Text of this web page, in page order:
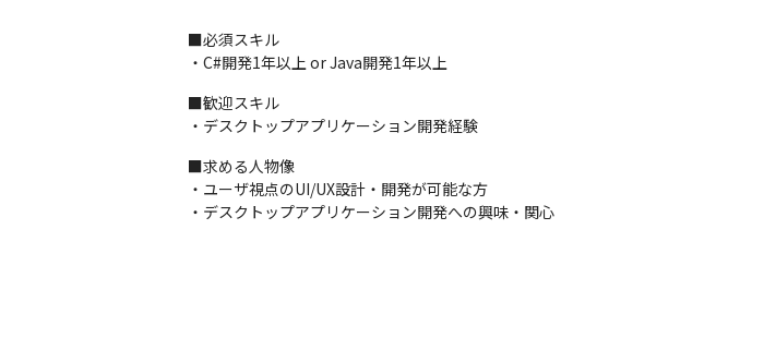
■必須スキル
・C#開発1年以上 or Java開発1年以上
■歓迎スキル
・デスクトップアプリケーション開発経験
■求める人物像
・ユーザ視点のUI/UX設計・開発が可能な方
・デスクトップアプリケーション開発への興味・関心